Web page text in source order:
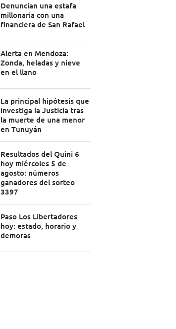
Denuncian una estafa
millonaria con una
financiera de San Rafael
Alerta en Mendoza:
Zonda, heladas y nieve
en el llano
La principal hipótesis que
investiga la Justicia tras
la muerte de una menor
en Tunuyán
Resultados del Quini 6
hoy miércoles 5 de
agosto: números
ganadores del sorteo
3397
Paso Los Libertadores
hoy: estado, horario y
demoras